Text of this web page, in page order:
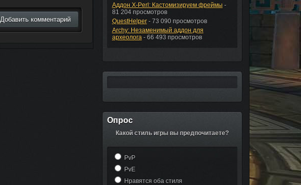
Добавить комментарий
Аддон X-Perl: Кастомизируем фреймы -
81 204 просмотров
QuestHelper- 73 090 просмотров
Archy: Незаменимый аддон для
археолога- 66 493 просмотров
Опрос
Какой стиль игры вы предпочитаете?
PvP
PvE
Нравятся оба стиля